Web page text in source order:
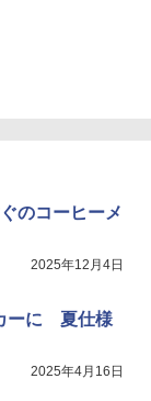
のコーヒーメ
2025年12月4日
ーに 夏仕様
2025年4月16日